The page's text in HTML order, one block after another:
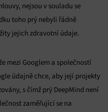
nejsou v souladu se
toho prý nebyli řádně
jejich zdravotní údaje.
mezi Googlem a společností
údajně chce, aby její projekty
s čímž prý DeepMind není
zaměřující se na